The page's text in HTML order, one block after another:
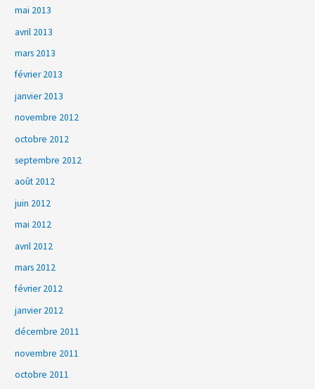
mai 2013
avril 2013
mars 2013
février 2013
janvier 2013
novembre 2012
octobre 2012
septembre 2012
août 2012
juin 2012
mai 2012
avril 2012
mars 2012
février 2012
janvier 2012
décembre 2011
novembre 2011
octobre 2011